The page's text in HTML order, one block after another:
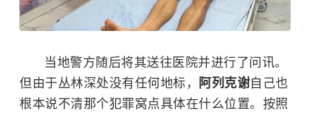
当地警方随后将其送往医院并进行了问讯。
但由于丛林深处没有任何地标，
阿列克谢 自己也
根本说不清那个犯罪窝点具体在什么位置。按照